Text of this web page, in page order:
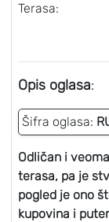
Terasa:
Opis oglasa:
Šifra oglasa:
Odličan i
terasa, pa je
pogled je ono
kupovina i